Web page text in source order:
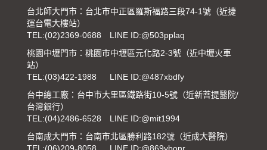
台北師大門市：台北市中正區羅斯福路三段74-1號（近捷
運台電大樓站）
TEL:(02)2369-0688
LINE ID:@503pplaq
桃園中壢門市：桃園市中壢區元化路2-3號（近中壢火車
站）
TEL:(03)422-1988
LINE ID:@487xbdfy
台中總工廠：台中市大里區鐵路街10-5號（近新菩提醫院/
台灣銀行）
TEL:(04)2486-6528
LINE ID:@mit1994
台南成大門市：台南市北區勝利路182號（近成大醫院）